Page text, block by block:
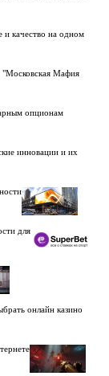
и качество на одном
Мафия
опционам
инновации и их
для
онлайн казино